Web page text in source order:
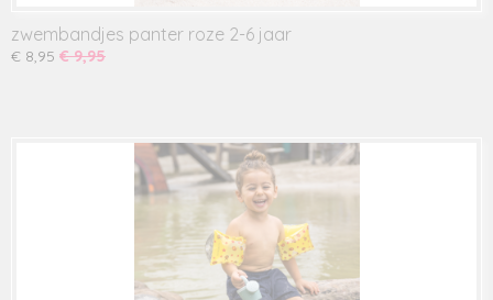
zwembandjes panter roze 2-6 jaar
€ 8,95 € 9,95